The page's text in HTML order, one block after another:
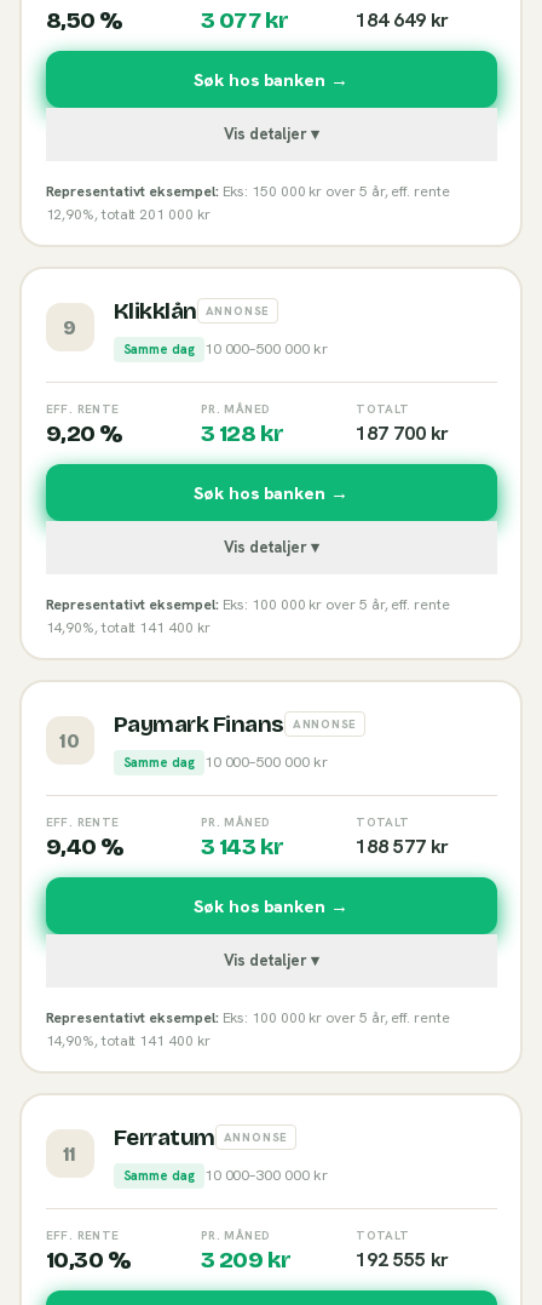
8,50 % 3 077kr 184 649kr
Søk hos banken →
Vis detaljer ▾
Representativt eksempel: Eks: 150 000 kr over 5 år, eff. rente
12,90%, totalt 201 000 kr
9
Klikklån ANNONSE
Samme dag 10 000–500 000kr
EFF. RENTE
9,20 %
PR. MÅNED
3 128 kr
TOTALT
187 700kr
Søk hos banken →
Vis detaljer ▾
Representativt eksempel: Eks: 100 000 kr over 5 år, eff. rente
14,90%, totalt 141 400 kr
10
Paymark Finans ANNONSE
Samme dag 10 000–500 000kr
EFF. RENTE
9,40 %
PR. MÅNED
3 143 kr
TOTALT
188 577kr
Søk hos banken →
Vis detaljer ▾
Representativt eksempel: Eks: 100 000 kr over 5 år, eff. rente
14,90%, totalt 141 400 kr
11
Ferratum ANNONSE
Samme dag 10 000–300 000kr
EFF. RENTE
10,30 %
PR. MÅNED
3 209 kr
TOTALT
192 555 kr